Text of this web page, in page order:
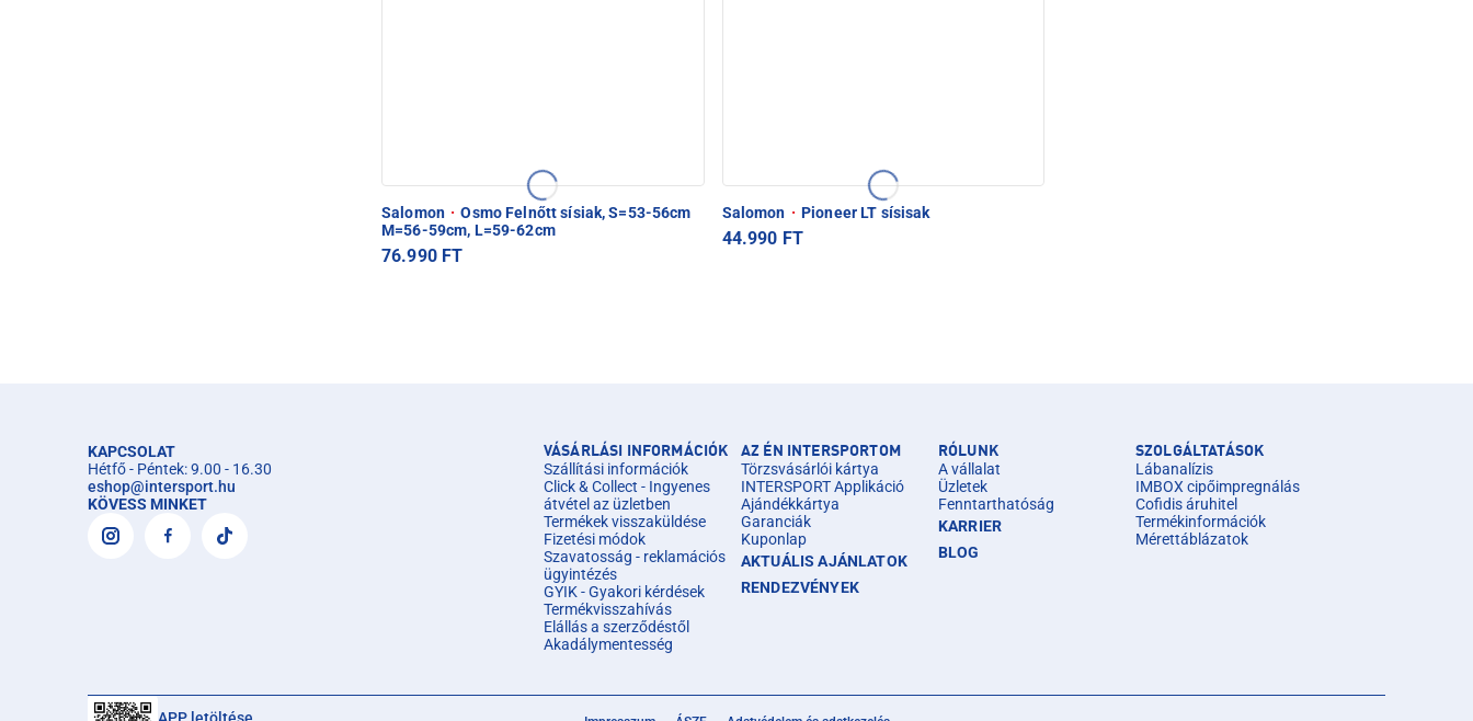
Salomon · Osmo Felnőtt sísiak, S=53-56cm
M=56-59cm, L=59-62cm
76.990 FT
Salomon · Pioneer LT sísisak
44.990 FT
KAPCSOLAT
Hétfő - Péntek: 9.00 - 16.30
eshop@intersport.hu
KÖVESS MINKET
VÁSÁRLÁSI INFORMÁCIÓK
Szállítási információk
Click & Collect - Ingyenes
átvétel az üzletben
Termékek visszaküldése
Fizetési módok
Szavatosság - reklamációs
ügyintézés
GYIK - Gyakori kérdések
Termékvisszahívás
Elállás a szerződéstől
Akadálymentesség
AZ ÉN INTERSPORTOM
Törzsvásárlói kártya
INTERSPORT Applikáció
Ajándékkártya
Garanciák
Kuponlap
AKTUÁLIS AJÁNLATOK
RENDEZVÉNYEK
RÓLUNK
A vállalat
Üzletek
Fenntarthatóság
KARRIER
BLOG
SZOLGÁLTATÁSOK
Lábanalízis
IMBOX cipőimpregnálás
Cofidis áruhitel
Termékinformációk
Mérettáblázatok